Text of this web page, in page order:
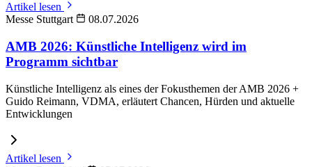
Artikel lesen
Messe Stuttgart
08.07.2026
AMB 2026: Künstliche Intelligenz wird im
Programm sichtbar
Künstliche Intelligenz als eines der Fokusthemen der AMB 2026 +
Guido Reimann, VDMA, erläutert Chancen, Hürden und aktuelle
Entwicklungen
Artikel lesen